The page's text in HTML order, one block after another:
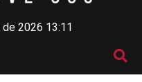
2026 13:11